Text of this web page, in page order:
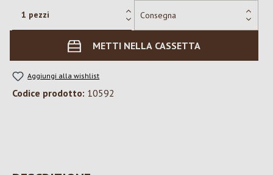
METTI NELLA CASSETTA
Aggiungi alla wishlist
Codice prodotto: 10592